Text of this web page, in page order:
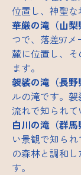
位置し、神聖な
華厳の滝（山梨
つで、落差97
麓に位置し、
ます。
袈裟の滝（長野
ルの滝です。
流れで知られて
白川の滝（群馬
い景観で知ら
の森林と調和
す。